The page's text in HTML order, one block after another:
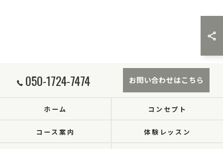
050-1724-7474 お問い合わせはこちら
ホーム コンセプト
コース案内 体験レッスン